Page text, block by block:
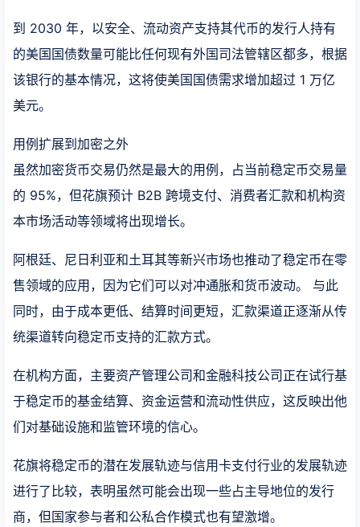
到 2030 年，以安全、流动资产支持其代币的发行人持有
的美国国债数量可能比任何现有外国司法管辖区都多，根据
该银行的基本情况，这将使美国国债需求增加超过 1 万亿
美元。
用例扩展到加密之外
虽然加密货币交易仍然是最大的用例，占当前稳定币交易量
的 95%，但花旗预计 B2B 跨境支付、消费者汇款和机构资
本市场活动等领域将出现增长。
阿根廷、尼日利亚和土耳其等新兴市场也推动了稳定币在零
售领域的应用，因为它们可以对冲通胀和货币波动。 与此
同时，由于成本更低、结算时间更短，汇款渠道正逐渐从传
统渠道转向稳定币支持的汇款方式。
在机构方面，主要资产管理公司和金融科技公司正在试行基
于稳定币的基金结算、资金运营和流动性供应，这反映出他
们对基础设施和监管环境的信心。
花旗将稳定币的潜在发展轨迹与信用卡支付行业的发展轨迹
进行了比较，表明虽然可能会出现一些占主导地位的发行
商，但国家参与者和公私合作模式也有望激增。